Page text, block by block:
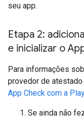
seu app.
Etapa 2:
e inicializar o
Para informações
provedor de
App Check com a
Se ainda não